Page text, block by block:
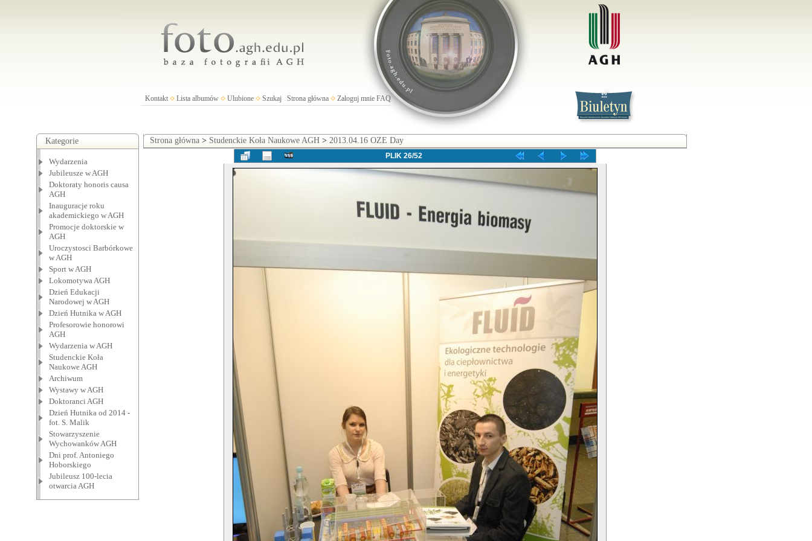
Kontakt Lista albumów Ulubione Szukaj Strona główna Zaloguj mnie FAQ
Kategorie
Wydarzenia
Jubileusze w AGH
Doktoraty honoris causa
AGH
Inauguracje roku
akademickiego w AGH
Promocje doktorskie w
AGH
Uroczystosci Barbórkowe
w AGH
Sport w AGH
Lokomotywa AGH
Dzień Edukacji
Narodowej w AGH
Dzień Hutnika w AGH
Profesorowie honorowi
AGH
Wydarzenia w AGH
Studenckie Koła
Naukowe AGH
Archiwum
Wystawy w AGH
Doktoranci AGH
Dzień Hutnika od 2014 -
fot. S. Malik
Stowarzyszenie
Wychowanków AGH
Dni prof. Antoniego
Hoborskiego
Jubileusz 100-lecia
otwarcia AGH
Strona główna> Studenckie Koła Naukowe AGH> 2013.04.16 OZE Day
PLIK 26/52